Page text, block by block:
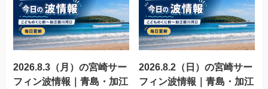
2026.8.3（月）の宮崎サー
フィン波情報｜青島・加江
2026.8.2（日）の宮崎サー
フィン波情報｜青島・加江